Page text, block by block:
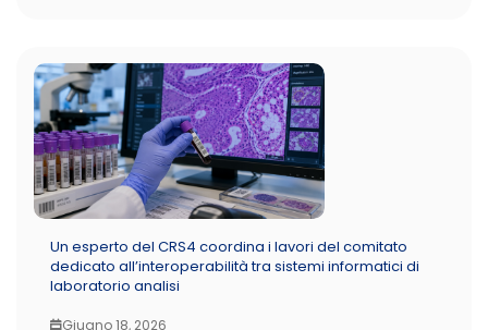
Un esperto del CRS4 coordina i lavori del comitato
dedicato all’interoperabilità tra sistemi informatici di
laboratorio analisi
Giugno 18, 2026